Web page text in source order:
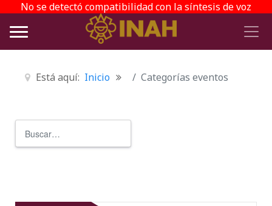
No se detectó compatibilidad con la síntesis de voz
Está aquí: Inicio Categorías eventos